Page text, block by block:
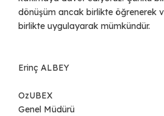
dönüşüm ancak birlikte öğrenerek
birlikte uygulayarak mümkündür.
Erinç ALBEY
OzUBEX
Genel Müdürü